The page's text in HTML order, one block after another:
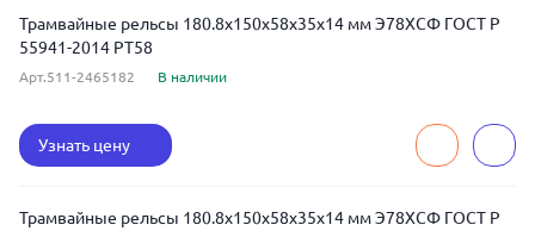
Трамвайные рельсы 180.8x150x58x35x14 мм Э78ХСФ ГОСТ Р
55941-2014 РТ58
Арт.511-2465182 В наличии
Узнать цену
Трамвайные рельсы 180.8x150x58x35x14 мм Э78ХСФ ГОСТ Р